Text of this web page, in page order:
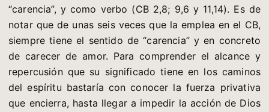
“carencia”, y como verbo (CB 2,8; 9,6 y 11,14). Es de
notar que de unas seis veces que la emplea en el CB,
siempre tiene el sentido de “carencia” y en concreto
de carecer de amor. Para comprender el alcance y
repercusión que su significado tiene en los caminos
del espíritu bastaría con conocer la fuerza privativa
que encierra, hasta llegar a impedir la acción de Dios